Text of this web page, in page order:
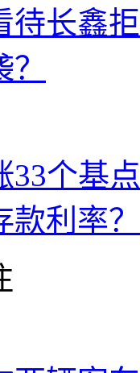
待长鑫
33个基
款利率？